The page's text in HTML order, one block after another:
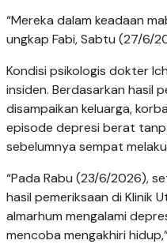
“Mereka dalam keadaan
ungkap Fabi, Sabtu (27/6/
Kondisi psikologis dokter
insiden. Berdasarkan hasil
disampaikan keluarga,
episode depresi berat
sebelumnya sempat
“Pada Rabu (23/6/2026),
hasil pemeriksaan di Klinik
almarhum mengalami
mencoba mengakhiri